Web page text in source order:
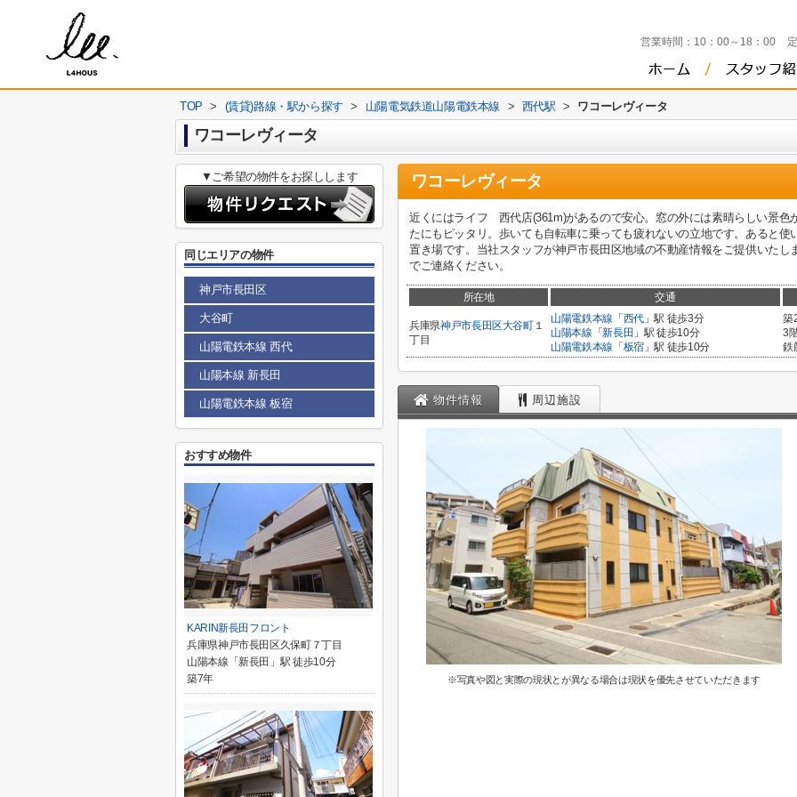
営業時間： 10：00～18：00
TOP > (賃貸)路線・駅から探す > 山陽電気鉄道山陽電鉄本線 > 西代駅 > ワコーレヴィータ
ワコーレヴィータ
ワコーレヴィータ
近くにはライフ 西代店(361m)があるので安心。窓の外には素晴らしい景色
たにもピッタリ。歩いても自転車に乗っても疲れないの立地です。あると
置き場です。当社スタッフが神戸市長田区地域の不動産情報をご提供いたし
でご連絡ください。
所在地 交通
兵庫県神戸市長田区大谷町１
丁目
山陽電鉄本線 「 西代」駅 徒歩3分
山陽本線 「新長田 」駅 徒歩10分
山陽電鉄本線 「 板宿」駅 徒歩10分
築
3
鉄
物件情報 周辺施設
※写真や図と実際の現状とが異なる場合は現状を優先させていただきます
▼ご希望の物件をお探しします
同じエリアの物件
神戸市長田区
大谷町
山陽電鉄本線 西代
山陽本線 新長田
山陽電鉄本線 板宿
おすすめ物件
KARIN新長田フロント
兵庫県神戸市長田区久保町７丁目
山陽本線「新長田」駅 徒歩10分
築7年